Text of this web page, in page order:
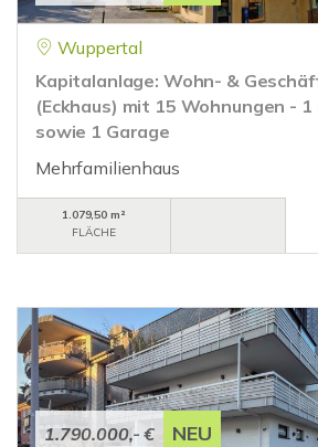
Wuppertal
Kapitalanlage: Wohn- &
(Eckhaus) mit 15 Wohnungen -
sowie 1 Garage
Mehrfamilienhaus
1.079,50 m²
FLÄCHE
1.790.000,- € NEU